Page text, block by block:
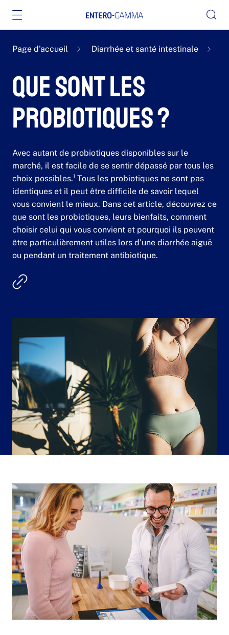
Page d'accueil Diarrhée et santé intestinale
Que sont les
probiotiques ?
Avec autant de probiotiques disponibles sur le
marché, il est facile de se sentir dépassé par tous les
choix possibles.¹ Tous les probiotiques ne sont pas
identiques et il peut être difficile de savoir lequel
vous convient le mieux. Dans cet article, découvrez ce
que sont les probiotiques, leurs bienfaits, comment
choisir celui qui vous convient et pourquoi ils peuvent
être particulièrement utiles lors d'une diarrhée aiguë
ou pendant un traitement antibiotique.